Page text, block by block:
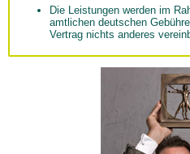
Die Leistungen werden im
amtlichen deutschen
Vertrag nichts anderes